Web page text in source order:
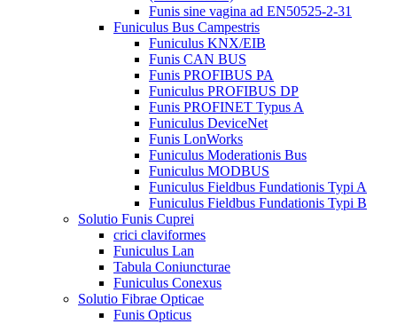
Funis sine vagina ad EN50525-2-31
Funiculus Bus Campestris
Funiculus KNX/EIB
Funis CAN BUS
Funis PROFIBUS PA
Funiculus PROFIBUS DP
Funis PROFINET Typus A
Funiculus DeviceNet
Funis LonWorks
Funiculus Moderationis Bus
Funiculus MODBUS
Funiculus Fieldbus Fundationis Typi A
Funiculus Fieldbus Fundationis Typi B
Solutio Funis Cuprei
crici claviformes
Funiculus Lan
Tabula Coniuncturae
Funiculus Conexus
Solutio Fibrae Opticae
Funis Opticus